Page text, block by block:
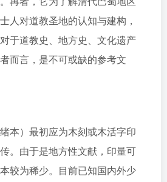
人对道教圣地的认知与建构，
于道教史、地方史、文化遗产
而言，是不可或缺的参考文
本）最初应为木刻或木活字印
。由于是地方性文献，印量可
较为稀少。目前已知国内外少